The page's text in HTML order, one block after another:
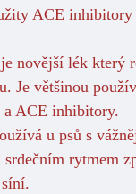
ACE inhibitory
je novější lék který
Je většinou
ACE inhibitory.
u psů s
rytmem